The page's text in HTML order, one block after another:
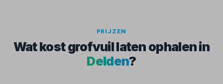
PRIJZEN
Wat kost grofvuil laten ophalen in
Delden?